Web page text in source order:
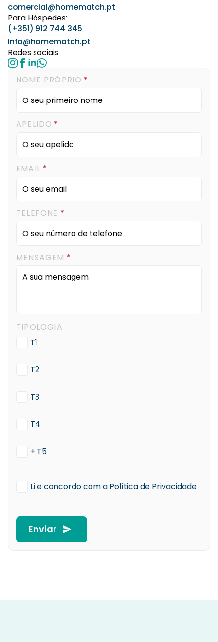
comercial@homematch.pt
Para Hóspedes:
(+351) 912 744 345
info@homematch.pt
Redes sociais
NOME PRÓPRIO *
APELIDO *
EMAIL *
TELEFONE *
MENSAGEM *
TIPOLOGIA
T1
T2
T3
T4
+ T5
AGREEMENT
Li e concordo com a Política de Privacidade
Enviar